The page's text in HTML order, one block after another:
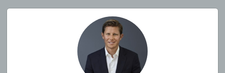
Virksomheden har tegnet ansvarsforsikring og garantistillelse
hos HDI Global Specialty, Langebrogade 3F, 1411 København K.
Forsikring dækker kun formidling af ejendomme beliggende i
Danmark fra kontorer beliggende i Europa